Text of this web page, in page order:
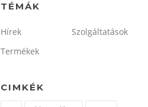
TÉMÁK
Hírek
Szolgáltatások
Termékek
CIMKÉK